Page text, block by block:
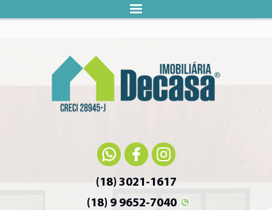
(18) 3021-1617
(18) 9 9652-7040